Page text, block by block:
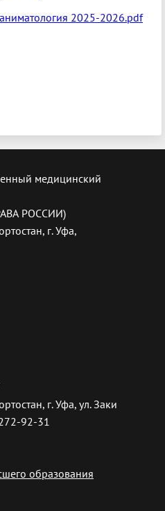
2025-2026.pdf
медицинский
РОССИИ)
г. Уфа,
г. Уфа, ул. Заки
92-31
образования